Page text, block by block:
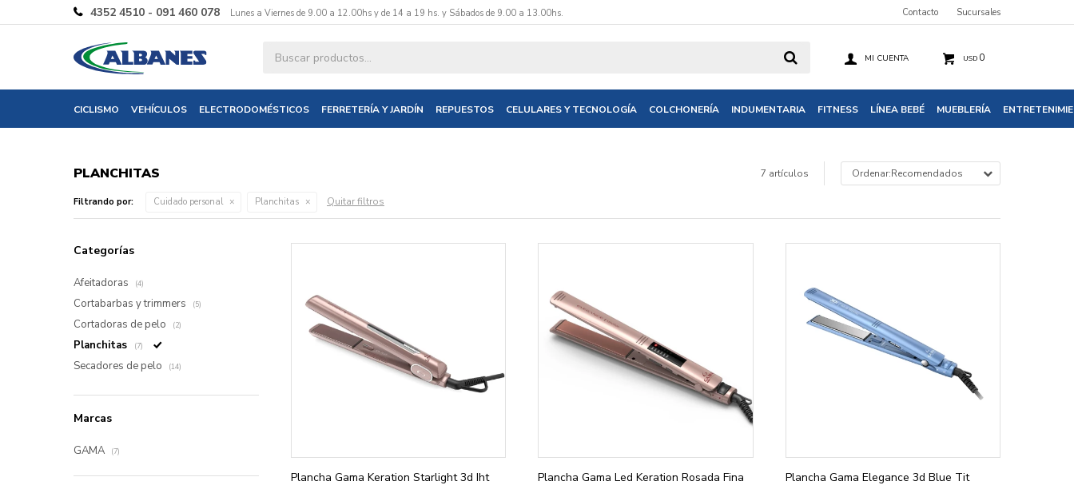
CICLISMO VEHÍCULOS ELECTRODOMÉSTICOS FERRETERÍA Y JARDÍN REPUESTOS CELULARES Y TECNOLOGÍA COLCHONERÍA INDUMENTARIA FITNESS LÍNEA BEBÉ MUEBLERÍA
USD 0
4352 4510 - 091 460 078 Lunes a Viernes de 9.00 a 12.00hs y de 14 a 19 hs. y Sábados de 9.00 a 13.00hs. Contacto Sucursales
PLANCHITAS 7 artículos Recomendados
Filtrando por: Cuidado personal Planchitas Quitar filtros
Plancha Gama Keration Starlight 3d Iht Plancha Gama Led Keration Rosada Fina Plancha Gama Elegance 3d Blue Tit
Categorías
Afeitadoras (4)
Cortabarbas y trimmers (5)
Cortadoras de pelo (2)
Planchitas (7)
Secadores de pelo (14)
Marcas
GAMA (7)